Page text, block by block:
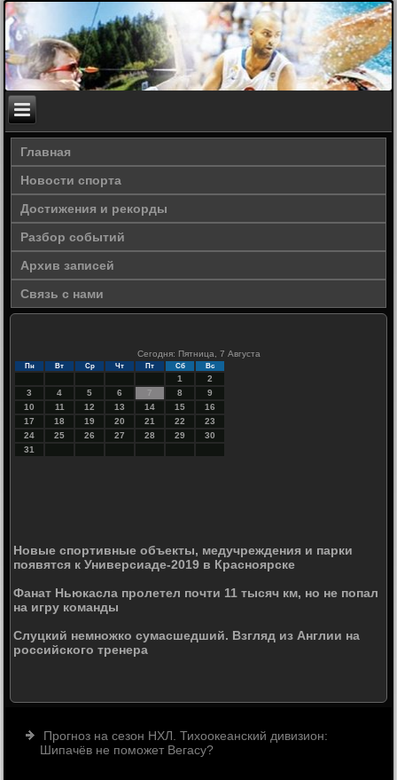
Главная
Новости спорта
Достижения и рекорды
Разбор событий
Архив записей
Связь с нами
Сегодня: Пятница, 7 Августа
Пн Вт Ср Чт Пт Сб Вс
1
2
3
4 5 6 7 8
9
10
11 12 13 14 15
16
17
18 19 20 21 22
23
24
25 26 27 28 29
30
31
Новые спортивные объекты, медучреждения и парки
появятся к Универсиаде-2019 в Красноярске
Фанат Ньюкасла пролетел почти 11 тысяч км, но не попал
на игру команды
Слуцкий немножко сумасшедший. Взгляд из Англии на
российского тренера
Прогноз на сезон НХЛ. Тихоокеанский дивизион:
Шипачёв не поможет Вегасу?